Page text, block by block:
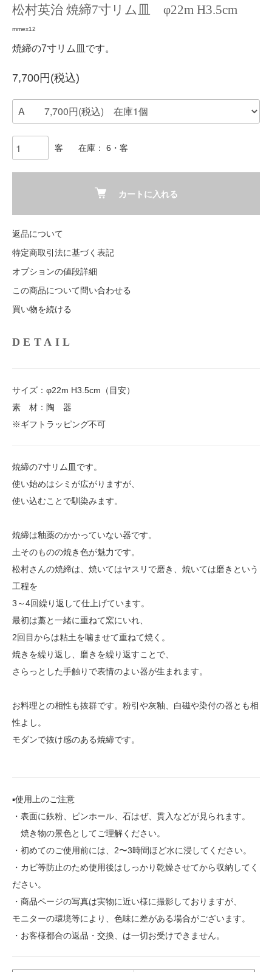
松村英治 焼締7寸リム皿 φ22m H3.5cm
mmex12
焼締の7寸リム皿です。
7,700円(税込)
客 在庫： 6・客
カートに入れる
返品について
特定商取引法に基づく表記
オプションの値段詳細
この商品について問い合わせる
買い物を続ける
DETAIL
サイズ：φ22m H3.5cm（目安）
素 材：陶 器
※ギフトラッピング不可
焼締の7寸リム皿です。
使い始めはシミが広がりますが、
使い込むことで馴染みます。
焼締は釉薬のかかっていない器です。
土そのものの焼き色が魅力です。
松村さんの焼締は、焼いてはヤスリで磨き、焼いては磨きという
工程を
3～4回繰り返して仕上げています。
最初は藁と一緒に重ねて窯にいれ、
2回目からは粘土を噛ませて重ねて焼く。
焼きを繰り返し、磨きを繰り返すことで、
さらっとした手触りで表情のよい器が生まれます。
お料理との相性も抜群です。粉引や灰釉、白磁や染付の器とも相
性よし。
モダンで抜け感のある焼締です。
▪️使用上のご注意
・表面に鉄粉、ピンホール、石はぜ、貫入などが見られます。
焼き物の景色としてご理解ください。
・初めてのご使用前には、2〜3時間ほど水に浸してください。
・カビ等防止のため使用後はしっかり乾燥させてから収納してく
ださい。
・商品ページの写真は実物に近い様に撮影しておりますが、
モニターの環境等により、色味に差がある場合がございます。
・お客様都合の返品・交換、は一切お受けできません。